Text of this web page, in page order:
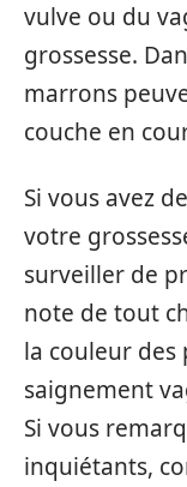
vulve ou du
grossesse.
marrons
couche en
Si vous avez
votre
surveiller de
note de tout
la couleur des
saignement
Si vous
inquiétants,